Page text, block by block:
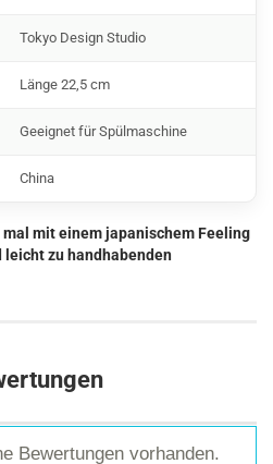
Tokyo Design Studio
Länge 22,5 cm
Geeignet für Spülmaschine
China
mal mit einem japanischem Feeling
zu handhabenden
Bewertungen vorhanden.